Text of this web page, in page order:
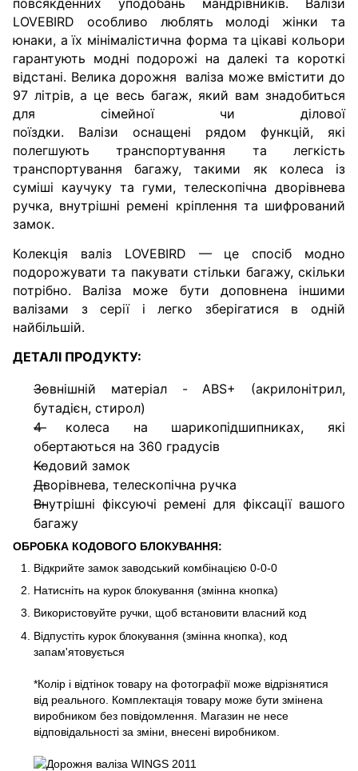
LOVEBIRD особливо люблять молоді жінки та
юнаки, а їх мінімалістична форма та цікаві кольори
гарантують модні подорожі на далекі та короткі
відстані. Велика дорожня валіза може вмістити до
97 літрів, а це весь багаж, який вам знадобиться
для сімейної чи ділової
поїздки.
Валізи оснащені рядом функцій, які
полегшують транспортування та легкість
транспортування багажу, такими як колеса із
суміші каучуку та гуми, телескопічна дворівнева
ручка, внутрішні ремені кріплення та шифрований
замок.
Колекція валіз LOVEBIRD — це спосіб модно
подорожувати та пакувати стільки багажу, скільки
потрібно. Валіза може бути доповнена іншими
валізами з серії і легко зберігатися в одній
найбільшій.
ДЕТАЛІ ПРОДУКТУ:
Зовнішній матеріал - ABS+ (акрилонітрил,
бутадієн, стирол)
4 колеса на шарикопідшипниках, які
обертаються на 360 градусів
Кодовий замок
Дворівнева, телескопічна ручка
Внутрішні фіксуючі ремені для фіксації вашого
багажу
ОБРОБКА КОДОВОГО БЛОКУВАННЯ:
Відкрийте замок заводський комбінацією 0-0-0
Натисніть на курок блокування (змінна кнопка)
Використовуйте ручки, щоб встановити власний код
Відпустіть курок блокування (змінна кнопка), код
запам'ятовується
*Колір і відтінок товару на фотографії може відрізнятися
від реального. Комплектація товару може бути змінена
виробником без повідомлення. Магазин не несе
відповідальності за зміни, внесені виробником.